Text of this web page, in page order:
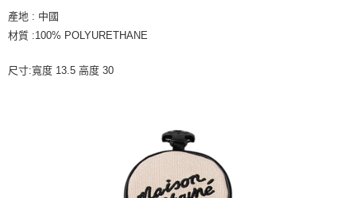
產地 : 中國
材質 :100% POLYURETHANE
尺寸:寬度 13.5 高度 30